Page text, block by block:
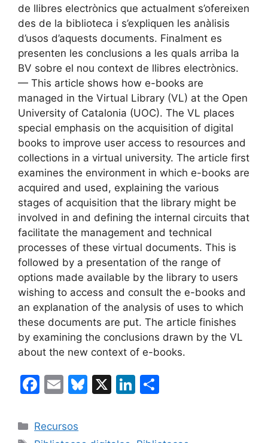
de llibres electrònics que actualment s’ofereixen
des de la biblioteca i s’expliquen les anàlisis
d’usos d’aquests documents. Finalment es
presenten les conclusions a les quals arriba la
BV sobre el nou context de llibres electrònics.
— This article shows how e-books are
managed in the Virtual Library (VL) at the Open
University of Catalonia (UOC). The VL places
special emphasis on the acquisition of digital
books to improve user access to resources and
collections in a virtual university. The article first
examines the environment in which e-books are
acquired and used, explaining the various
stages of acquisition that the library might be
involved in and defining the internal circuits that
facilitate the management and technical
processes of these virtual documents. This is
followed by a presentation of the range of
options made available by the library to users
wishing to access and consult the e-books and
an explanation of the analysis of uses to which
these documents are put. The article finishes
by examining the conclusions drawn by the VL
about the new context of e-books.
F
c
E
ai
Bl X
Li
Categories
Recursos